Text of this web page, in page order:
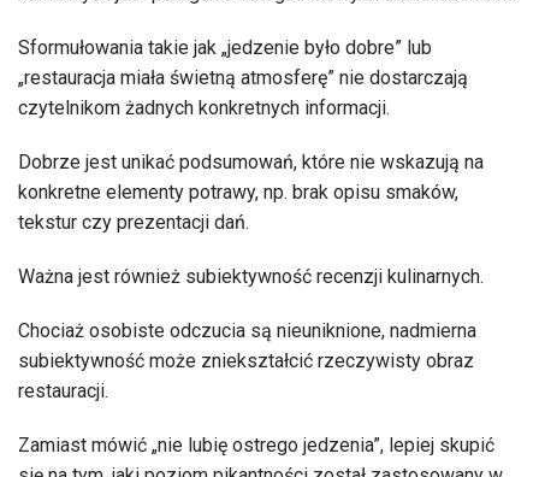
Sformułowania takie jak „jedzenie było dobre” lub
„restauracja miała świetną atmosferę” nie dostarczają
czytelnikom żadnych konkretnych informacji.
Dobrze jest unikać podsumowań, które nie wskazują na
konkretne elementy potrawy, np. brak opisu smaków,
tekstur czy prezentacji dań.
Ważna jest również subiektywność recenzji kulinarnych.
Chociaż osobiste odczucia są nieuniknione, nadmierna
subiektywność może zniekształcić rzeczywisty obraz
restauracji.
Zamiast mówić „nie lubię ostrego jedzenia”, lepiej skupić